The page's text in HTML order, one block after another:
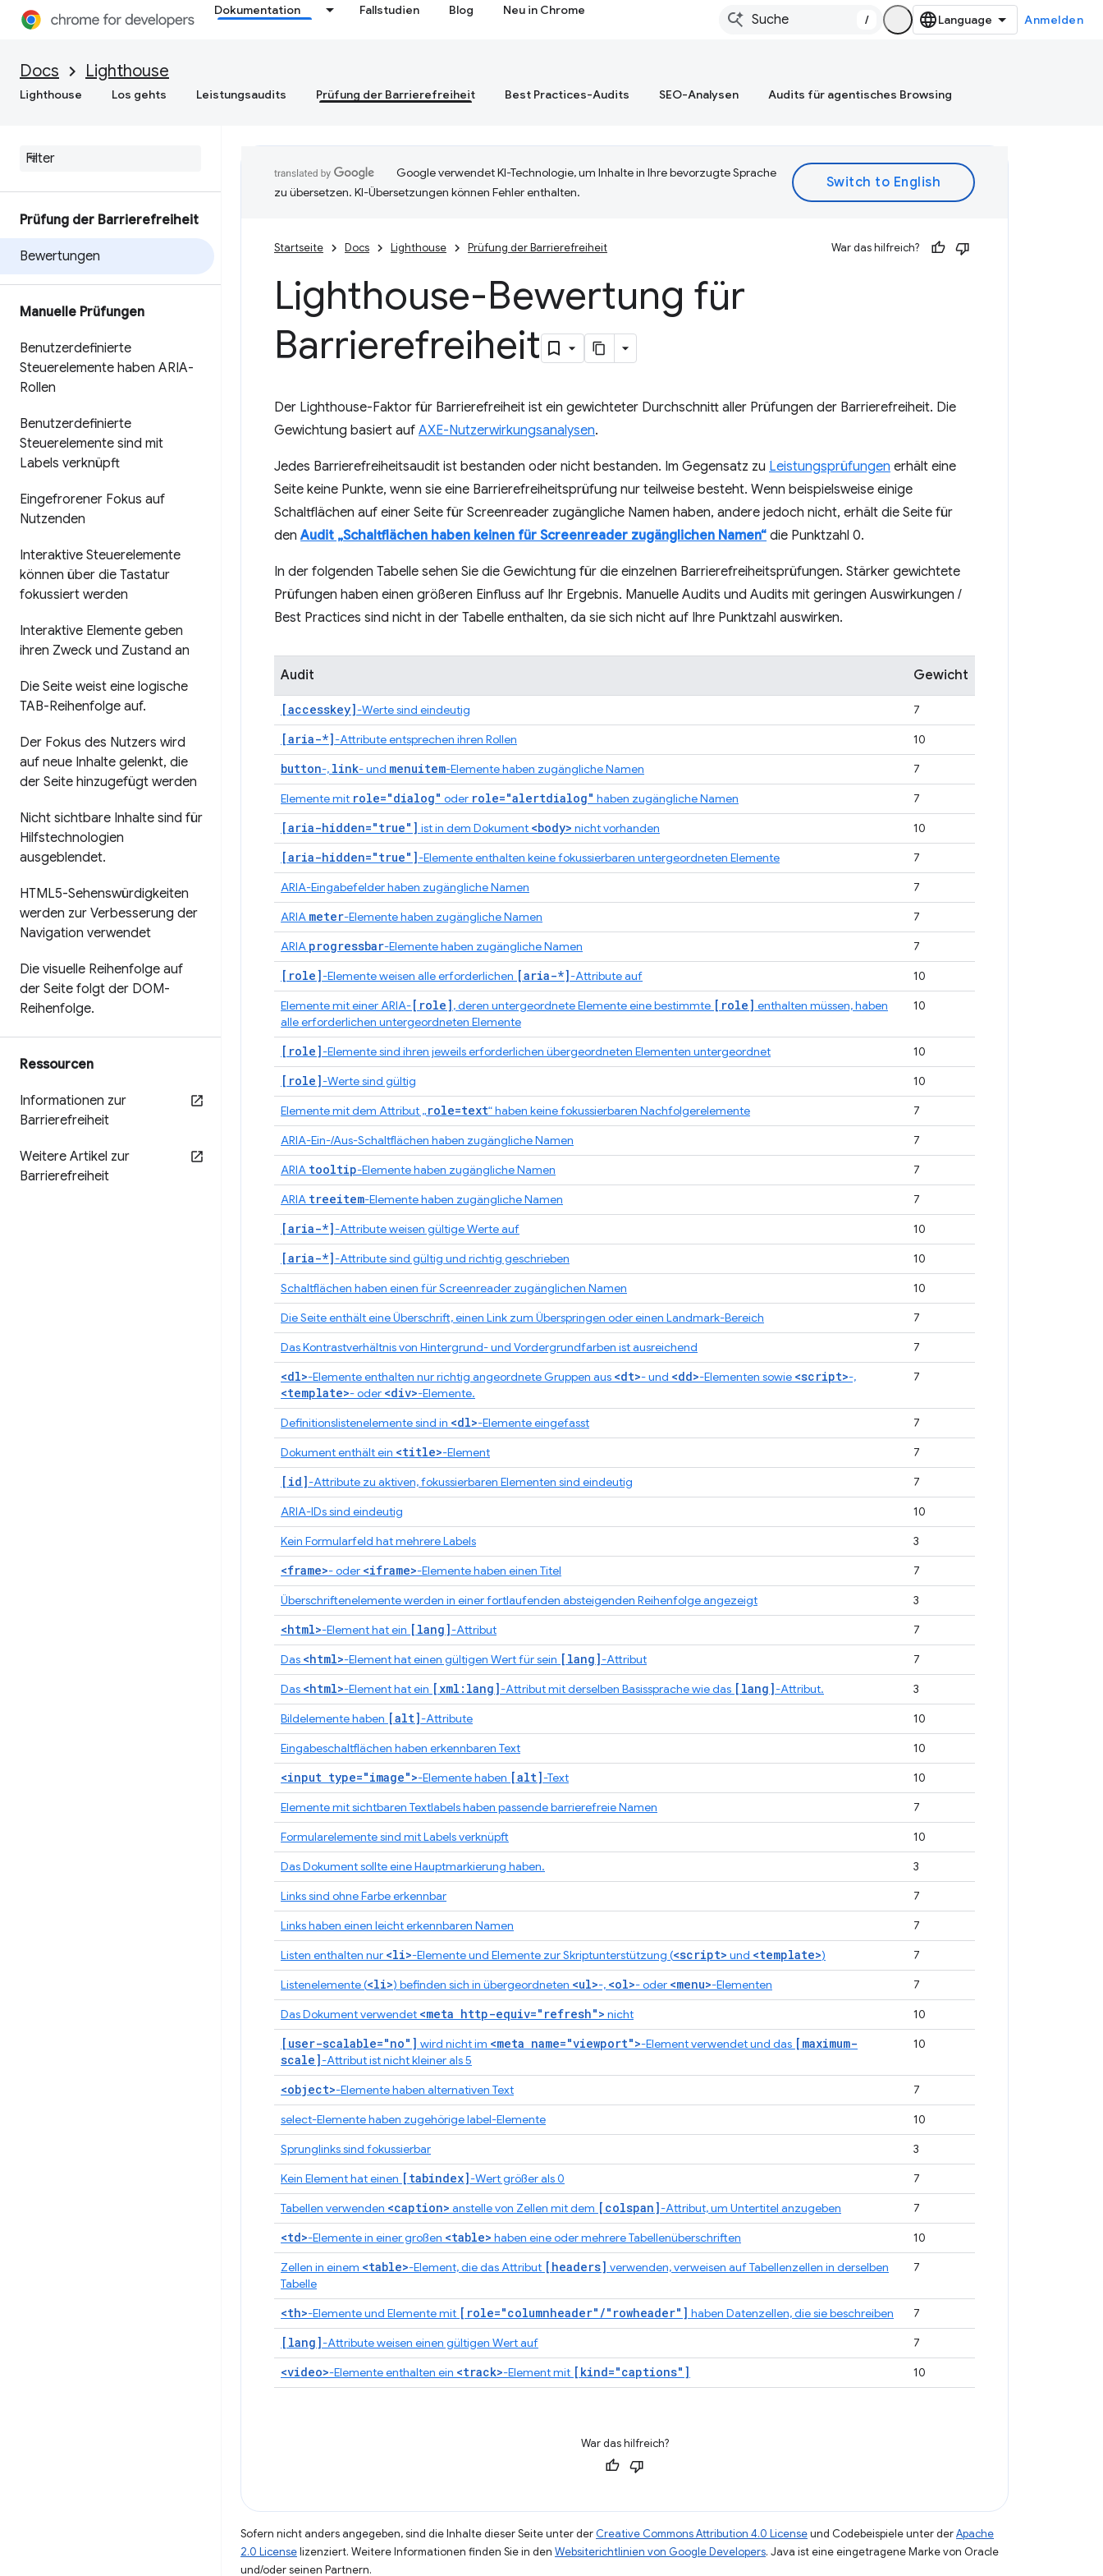
Dokumentation Fallstudien Blog Neu in Chrome
/ Anmelden
Docs Lighthouse
Lighthouse Los gehts Leistungsaudits Prüfung der Barrierefreiheit Best Practices-Audits SEO-Analysen Audits für agentisches Browsing
Prüfung der Barrierefreiheit
Bewertungen
Manuelle Prüfungen
Benutzerdefinierte
Steuerelemente haben ARIA-
Rollen
Benutzerdefinierte
Steuerelemente sind mit
Labels verknüpft
Eingefrorener Fokus auf
Nutzenden
Interaktive Steuerelemente
können über die Tastatur
fokussiert werden
Interaktive Elemente geben
ihren Zweck und Zustand an
Die Seite weist eine logische
TAB-Reihenfolge auf.
Der Fokus des Nutzers wird
auf neue Inhalte gelenkt, die
der Seite hinzugefügt werden
Nicht sichtbare Inhalte sind für
Hilfstechnologien
ausgeblendet.
HTML5-Sehenswürdigkeiten
werden zur Verbesserung der
Navigation verwendet
Die visuelle Reihenfolge auf
der Seite folgt der DOM-
Reihenfolge.
Ressourcen
Informationen zur
Barrierefreiheit
Weitere Artikel zur
Barrierefreiheit
Google verwendet KI-Technologie, um Inhalte in Ihre bevorzugte Sprache
zu übersetzen. KI-Übersetzungen können Fehler enthalten.
Startseite Docs Lighthouse Prüfung der Barrierefreiheit War das hilfreich?
Lighthouse-Bewertung für
Barrierefreiheit
Der Lighthouse-Faktor für Barrierefreiheit ist ein gewichteter Durchschnitt aller Prüfungen der Barrierefreiheit. Die
Gewichtung basiert auf AXE-Nutzerwirkungsanalysen.
Jedes Barrierefreiheitsaudit ist bestanden oder nicht bestanden. Im Gegensatz zu Leistungsprüfungen erhält eine
Seite keine Punkte, wenn sie eine Barrierefreiheitsprüfung nur teilweise besteht. Wenn beispielsweise einige
Schaltflächen auf einer Seite für Screenreader zugängliche Namen haben, andere jedoch nicht, erhält die Seite für
denAudit „Schaltflächen haben keinen für Screenreader zugänglichen Namen“ die Punktzahl 0.
In der folgenden Tabelle sehen Sie die Gewichtung für die einzelnen Barrierefreiheitsprüfungen. Stärker gewichtete
Prüfungen haben einen größeren Einfluss auf Ihr Ergebnis. Manuelle Audits und Audits mit geringen Auswirkungen /
Best Practices sind nicht in der Tabelle enthalten, da sie sich nicht auf Ihre Punktzahl auswirken.
Audit Gewicht
[accesskey]-Werte sind eindeutig 7
[aria-*]-Attribute entsprechen ihren Rollen 10
button-, link- und menuitem-Elemente haben zugängliche Namen
7
Elemente mit role="dialog" oder role="alertdialog" haben zugängliche Namen 7
[aria-hidden="true"] ist in dem Dokument <body> nicht vorhanden 10
[aria-hidden="true"]-Elemente enthalten keine fokussierbaren untergeordneten Elemente
7
ARIA-Eingabefelder haben zugängliche Namen
7
ARIA meter-Elemente haben zugängliche Namen
7
ARIA progressbar-Elemente haben zugängliche Namen 7
[role]-Elemente weisen alle erforderlichen [aria-*]-Attribute auf
10
Elemente mit einer ARIA-[role], deren untergeordnete Elemente eine bestimmte [role] enthalten müssen, haben
alle erforderlichen untergeordneten Elemente
10
[role]-Elemente sind ihren jeweils erforderlichen übergeordneten Elementen untergeordnet 10
[role]-Werte sind gültig
10
Elemente mit dem Attribut „role=text“ haben keine fokussierbaren Nachfolgerelemente
7
ARIA-Ein-/Aus-Schaltflächen haben zugängliche Namen
7
ARIA tooltip-Elemente haben zugängliche Namen
7
ARIA treeitem-Elemente haben zugängliche Namen 7
[aria-*]-Attribute weisen gültige Werte auf 10
[aria-*]-Attribute sind gültig und richtig geschrieben
10
Schaltflächen haben einen für Screenreader zugänglichen Namen
10
Die Seite enthält eine Überschrift, einen Link zum Überspringen oder einen Landmark-Bereich
7
Das Kontrastverhältnis von Hintergrund- und Vordergrundfarben ist ausreichend
7
<dl>-Elemente enthalten nur richtig angeordnete Gruppen aus <dt>- und <dd>-Elementen sowie <script>-,
<template>- oder <div>-Elemente.
7
Definitionslistenelemente sind in <dl>-Elemente eingefasst
7
Dokument enthält ein <title>-Element 7
[id]-Attribute zu aktiven, fokussierbaren Elementen sind eindeutig
7
ARIA-IDs sind eindeutig
10
Kein Formularfeld hat mehrere Labels
3
<frame>- oder <iframe>-Elemente haben einen Titel
7
Überschriftenelemente werden in einer fortlaufenden absteigenden Reihenfolge angezeigt
3
<html>-Element hat ein [lang]-Attribut
7
Das <html>-Element hat einen gültigen Wert für sein [lang]-Attribut
7
Das <html>-Element hat ein [xml:lang]-Attribut mit derselben Basissprache wie das [lang]-Attribut.
3
Bildelemente haben [alt]-Attribute
10
Eingabeschaltflächen haben erkennbaren Text
10
<input type="image">-Elemente haben [alt]-Text
10
Elemente mit sichtbaren Textlabels haben passende barrierefreie Namen
7
Formularelemente sind mit Labels verknüpft
10
Das Dokument sollte eine Hauptmarkierung haben.
3
Links sind ohne Farbe erkennbar
7
Links haben einen leicht erkennbaren Namen
7
Listen enthalten nur <li>-Elemente und Elemente zur Skriptunterstützung (<script> und <template>)
7
Listenelemente (<li>) befinden sich in übergeordneten <ul>-, <ol>- oder <menu>-Elementen
7
Das Dokument verwendet <meta http-equiv="refresh"> nicht 10
[user-scalable="no"] wird nicht im <meta name="viewport">-Element verwendet und das [maximum-
scale]-Attribut ist nicht kleiner als 5
10
<object>-Elemente haben alternativen Text
7
select-Elemente haben zugehörige label-Elemente
10
Sprunglinks sind fokussierbar
3
Kein Element hat einen [tabindex]-Wert größer als 0
7
Tabellen verwenden <caption> anstelle von Zellen mit dem [colspan]-Attribut, um Untertitel anzugeben 7
<td>-Elemente in einer großen <table> haben eine oder mehrere Tabellenüberschriften
10
Zellen in einem <table>-Element, die das Attribut [headers] verwenden, verweisen auf Tabellenzellen in derselben
Tabelle
7
<th>-Elemente und Elemente mit [role="columnheader"/"rowheader"] haben Datenzellen, die sie beschreiben 7
[lang]-Attribute weisen einen gültigen Wert auf 7
<video>-Elemente enthalten ein <track>-Element mit [kind="captions"] 10
War das hilfreich?
Sofern nicht anders angegeben, sind die Inhalte dieser Seite unter der Creative Commons Attribution 4.0 Licenseund Codebeispiele unter derApache
2.0 Licenselizenziert. Weitere Informationen finden Sie in den Websiterichtlinien von Google Developers. Java ist eine eingetragene Marke von Oracle
und/oder seinen Partnern.